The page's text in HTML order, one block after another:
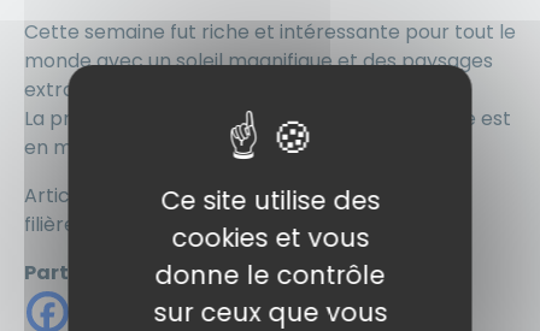
Cette semaine fut riche et intéressante pour tout le
monde avec un soleil magnifique et des paysages
extraordinaires.
La promotion GPN 2016-2018 du Campus la salle est
en marche…
Article par Mélanie Vinuesa, coordinatrice de la
filière BTS
Partager
Ce site utilise des
cookies et vous
donne le contrôle
sur ceux que vous